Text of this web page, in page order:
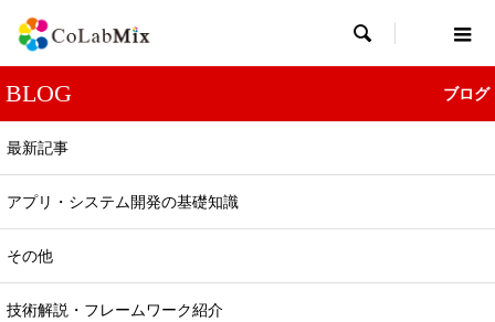

BLOG ブログ
最新記事
アプリ・システム開発の基礎知識
その他
技術解説・フレームワーク紹介
開発ノート
レガシーシステム刷新の開発ノート：リファク
タリングで成功する実践ガイド